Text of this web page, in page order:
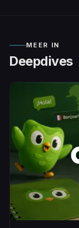
MEER IN
Deepdives